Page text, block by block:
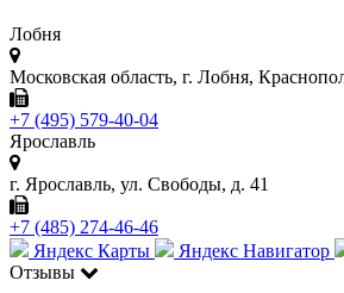
Лобня
Московская область, г. Лобня,
+7 (495) 579-40-04
Ярославль
г. Ярославль, ул. Свободы, д. 41
+7 (485) 274-46-46
Яндекс Карты
Яндекс Навигатор
Отзывы